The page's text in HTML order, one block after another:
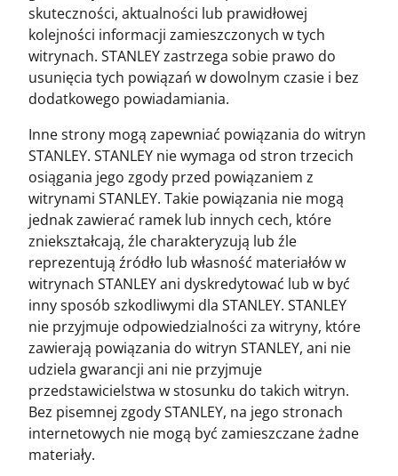
skuteczności, aktualności lub prawidłowej
kolejności informacji zamieszczonych w tych
witrynach. STANLEY zastrzega sobie prawo do
usunięcia tych powiązań w dowolnym czasie i bez
dodatkowego powiadamiania.
Inne strony mogą zapewniać powiązania do witryn
STANLEY. STANLEY nie wymaga od stron trzecich
osiągania jego zgody przed powiązaniem z
witrynami STANLEY. Takie powiązania nie mogą
jednak zawierać ramek lub innych cech, które
zniekształcają, źle charakteryzują lub źle
reprezentują źródło lub własność materiałów w
witrynach STANLEY ani dyskredytować lub w być
inny sposób szkodliwymi dla STANLEY. STANLEY
nie przyjmuje odpowiedzialności za witryny, które
zawierają powiązania do witryn STANLEY, ani nie
udziela gwarancji ani nie przyjmuje
przedstawicielstwa w stosunku do takich witryn.
Bez pisemnej zgody STANLEY, na jego stronach
internetowych nie mogą być zamieszczane żadne
materiały.